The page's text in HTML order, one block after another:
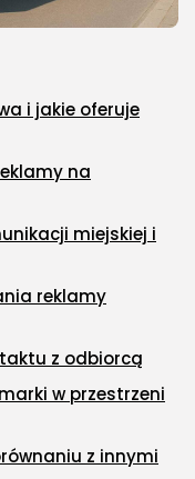
i jakie oferuje
na
miejskiej i
reklamy
z odbiorcą
w przestrzeni
z innymi